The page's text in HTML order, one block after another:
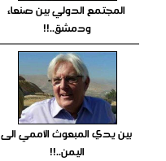
المجتمع الدولي بين صنعاء
ودمشق..!!
بين يدي المبعوث الأممي الى
اليمن..!!